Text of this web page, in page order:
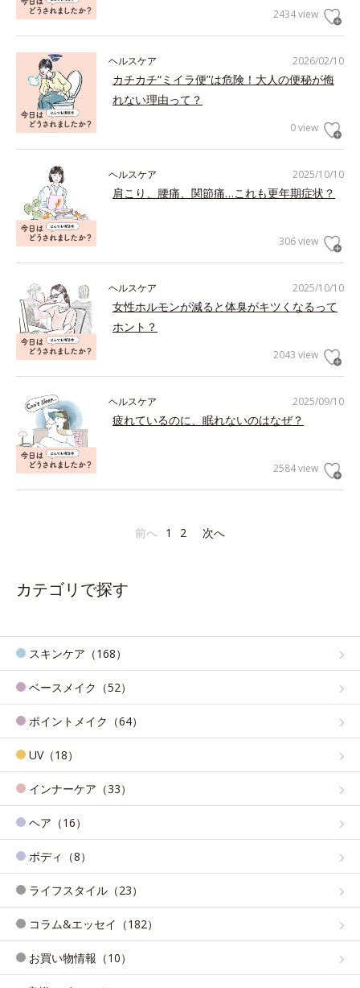
2434 view
2026/02/10
ヘルスケア
カチカチ“ミイラ便”は危険！大人の便秘が侮
れない理由って？
0 view
2025/10/10
ヘルスケア
肩こり、腰痛、関節痛…これも更年期症状？
306 view
2025/10/10
ヘルスケア
女性ホルモンが減ると体臭がキツくなるって
ホント？
2043 view
2025/09/10
ヘルスケア
疲れているのに、眠れないのはなぜ？
2584 view
前へ 1 2 次へ
カテゴリで探す
スキンケア（168）
ベースメイク（52）
ポイントメイク（64）
UV（18）
インナーケア（33）
ヘア（16）
ボディ（8）
ライフスタイル（23）
コラム&エッセイ（182）
お買い物情報（10）